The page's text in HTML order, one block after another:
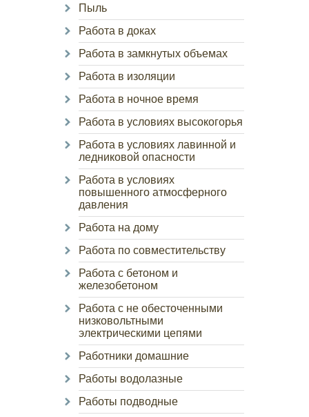
Пыль
Работа в доках
Работа в замкнутых объемах
Работа в изоляции
Работа в ночное время
Работа в условиях высокогорья
Работа в условиях лавинной и
ледниковой опасности
Работа в условиях
повышенного атмосферного
давления
Работа на дому
Работа по совместительству
Работа с бетоном и
железобетоном
Работа с не обесточенными
низковольтными
электрическими цепями
Работники домашние
Работы водолазные
Работы подводные